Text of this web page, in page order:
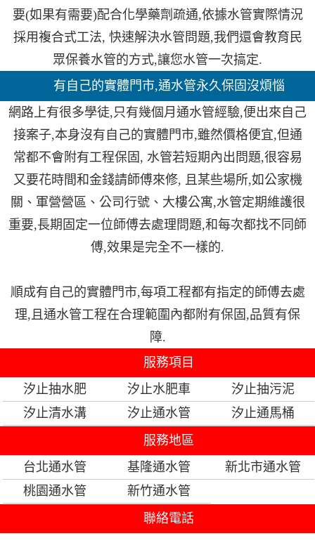
要(如果有需要)配合化學藥劑疏通,依據水管實際情況
採用複合式工法, 快速解決水管問題,我們還會教育民
眾保養水管的方式,讓您水管一次搞定.
有自己的實體門市,通水管永久保固沒煩惱
網路上有很多學徒,只有幾個月通水管經驗,便出來自己
接案子,本身沒有自己的實體門市,雖然價格便宜,但通
常都不會附有工程保固, 水管若短期內出問題,很容易
又要花時間和金錢請師傅來修, 且某些場所,如公家機
關、軍營營區、公司行號、大樓公寓,水管定期維護很
重要,長期固定一位師傅去處理問題,和每次都找不同師
傅,效果是完全不一樣的.
順成有自己的實體門市,每項工程都有指定的師傅去處
理,且通水管工程在合理範圍內都附有保固,品質有保
障.
服務項目
汐止抽水肥
汐止水肥車
汐止抽污泥
汐止清水溝
汐止通水管
汐止通馬桶
服務地區
台北通水管
基隆通水管
新北市通水管
桃園通水管
新竹通水管
聯絡電話